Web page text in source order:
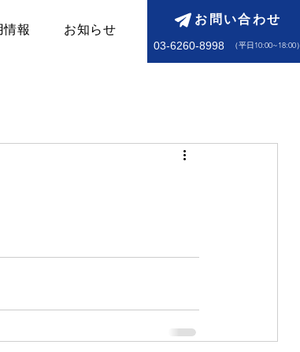
情報 お知らせ
お問い合わせ
03-6260-8998 ​（平日10:00~18:00）